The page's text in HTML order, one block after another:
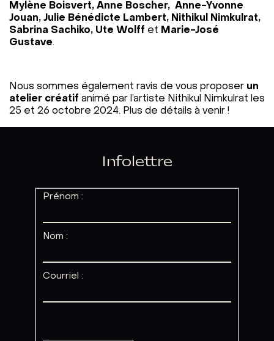
Mylène Boisvert, Anne Boscher, Anne-Yvonne
Jouan, Julie Bénédicte Lambert, Nithikul Nimkulrat,
Sabrina Sachiko, Ute Wolff et Marie-José
Gustave.
Nous sommes également ravis de vous proposer un
atelier créatif animé par l’artiste Nithikul Nimkulrat les
25 et 26 octobre 2024. Plus de détails à venir !
Infolettre
Prénom :
Nom :
Courriel :